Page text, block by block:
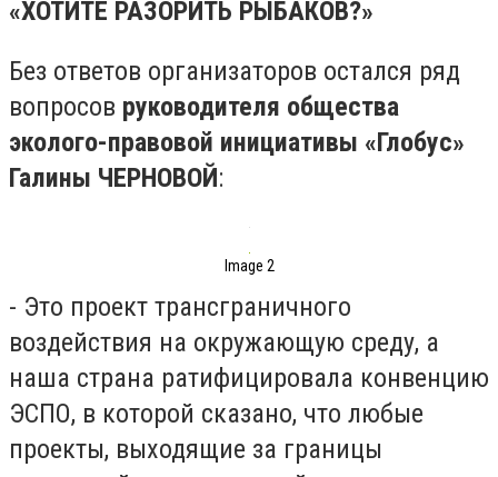
«ХОТИТЕ РАЗОРИТЬ РЫБАКОВ?»
Без ответов организаторов остался ряд
вопросов руководителя общества
эколого-правовой инициативы «Глобус»
Галины ЧЕРНОВОЙ:
Image 2
- Это проект трансграничного
воздействия на окружающую среду, а
наша страна ратифицировала конвенцию
ЭСПО, в которой сказано, что любые
проекты, выходящие за границы